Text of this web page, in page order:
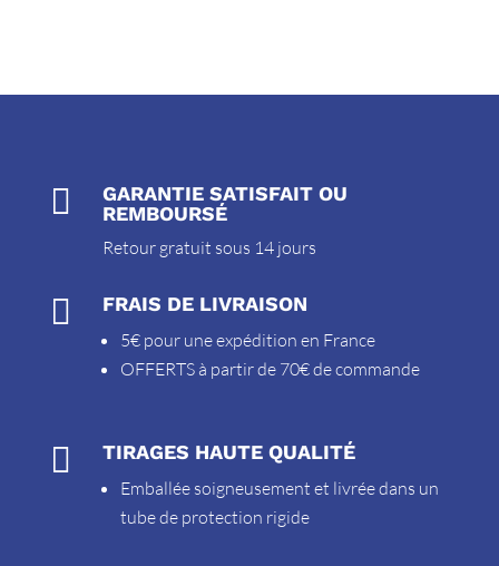

GARANTIE SATISFAIT OU
REMBOURSÉ
Retour gratuit sous 14 jours
 FRAIS DE LIVRAISON
5€ pour une expédition en France
OFFERTS à partir de 70€ de commande
 TIRAGES HAUTE QUALITÉ
Emballée soigneusement et livrée dans un
tube de protection rigide